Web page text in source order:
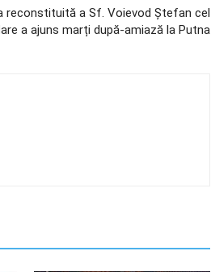
reconstituită a Sf. Voievod Ștefan cel
a ajuns marți după-amiază la Putna